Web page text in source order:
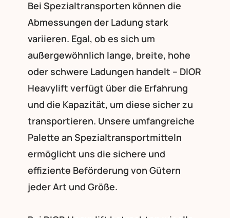
Bei Spezialtransporten können die
Abmessungen der Ladung stark
variieren. Egal, ob es sich um
außergewöhnlich lange, breite, hohe
oder schwere Ladungen handelt – DIOR
Heavylift verfügt über die Erfahrung
und die Kapazität, um diese sicher zu
transportieren. Unsere umfangreiche
Palette an Spezialtransportmitteln
ermöglicht uns die sichere und
effiziente Beförderung von Gütern
jeder Art und Größe.